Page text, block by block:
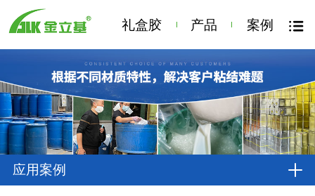
礼盒胶 产品 案例
应用案例